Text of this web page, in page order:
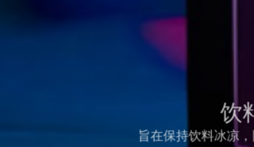
饮
旨在保持饮料冰凉